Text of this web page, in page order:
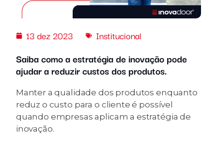
13 dez 2023 Institucional
Saiba como a estratégia de inovação pode
ajudar a reduzir custos dos produtos.
Manter a qualidade dos produtos enquanto
reduz o custo para o cliente é possível
quando empresas aplicam a estratégia de
inovação.